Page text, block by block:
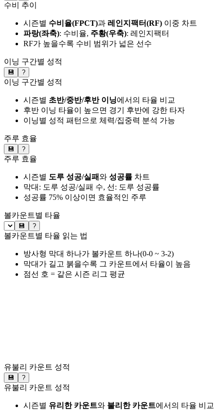
수비 추이
시즌별 수비율(FPCT)과 레인지팩터(RF) 이중 차트
파랑(좌축): 수비율, 주황(우축): 레인지팩터
RF가 높을수록 수비 범위가 넓은 선수
이닝 구간별 성적
💾 ?
이닝 구간별 성적
시즌별 초반/중반/후반 이닝에서의 타율 비교
후반 이닝 타율이 높으면 경기 후반에 강한 타자
이닝별 성적 패턴으로 체력/집중력 분석 가능
주루 효율
💾 ?
주루 효율
시즌별 도루 성공/실패와 성공률 차트
막대: 도루 성공/실패 수, 선: 도루 성공률
성공률 75% 이상이면 효율적인 주루
볼카운트별 타율
💾 ?
볼카운트별 타율 읽는 법
방사형 막대 하나가 볼카운트 하나(0-0 ~ 3-2)
막대가 길고 붉을수록 그 카운트에서 타율이 높음
점선 호 = 같은 시즌 리그 평균
유불리 카운트 성적
💾 ?
유불리 카운트 성적
시즌별 유리한 카운트와 불리한 카운트에서의 타율 비교